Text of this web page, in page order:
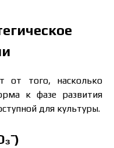
от того, насколько
к фазе развития
для культуры.